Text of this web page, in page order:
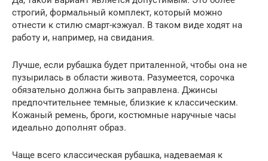
строгий, формальный комплект, который можно
отнести к стилю смарт-кэжуал. В таком виде ходят на
работу и, например, на свидания.
Лучше, если рубашка будет приталенной, чтобы она не
пузырилась в области живота. Разумеется, сорочка
обязательно должна быть заправлена. Джинсы
предпочтительнее темные, близкие к классическим.
Кожаный ремень, броги, костюмные наручные часы
идеально дополнят образ.
Чаще всего классическая рубашка, надеваемая к